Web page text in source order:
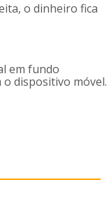
o dinheiro fica